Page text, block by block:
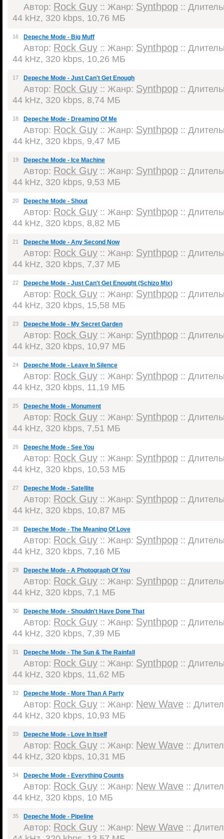
Автор: Rock Guy :: Жанр: Synthpop ::
44 kHz, 320 kbps, 10,76 МБ
16 Depeche Mode - Big Muff
Автор: Rock Guy :: Жанр: Synthpop ::
44 kHz, 320 kbps, 10,26 МБ
17 Depeche Mode - Just Can't Get Enough
Автор: Rock Guy :: Жанр: Synthpop ::
44 kHz, 320 kbps, 8,74 МБ
18 Depeche Mode - Dreaming Of Me
Автор: Rock Guy :: Жанр: Synthpop ::
44 kHz, 320 kbps, 9,47 МБ
19 Depeche Mode - Ice Machine
Автор: Rock Guy :: Жанр: Synthpop ::
44 kHz, 320 kbps, 9,53 МБ
20 Depeche Mode - Shout
Автор: Rock Guy :: Жанр: Synthpop ::
44 kHz, 320 kbps, 8,82 МБ
21 Depeche Mode - Any Second Now
Автор: Rock Guy :: Жанр: Synthpop ::
44 kHz, 320 kbps, 7,37 МБ
22 Depeche Mode - Just Can't Get Enought (Schizo Mix)
Автор: Rock Guy :: Жанр: Synthpop ::
44 kHz, 320 kbps, 15,58 МБ
23 Depeche Mode - My Secret Garden
Автор: Rock Guy :: Жанр: Synthpop ::
44 kHz, 320 kbps, 10,97 МБ
24 Depeche Mode - Leave In Silence
Автор: Rock Guy :: Жанр: Synthpop ::
44 kHz, 320 kbps, 11,19 МБ
25 Depeche Mode - Monument
Автор: Rock Guy :: Жанр: Synthpop ::
44 kHz, 320 kbps, 7,51 МБ
26 Depeche Mode - See You
Автор: Rock Guy :: Жанр: Synthpop ::
44 kHz, 320 kbps, 10,53 МБ
27 Depeche Mode - Satellite
Автор: Rock Guy :: Жанр: Synthpop ::
44 kHz, 320 kbps, 10,87 МБ
28 Depeche Mode - The Meaning Of Love
Автор: Rock Guy :: Жанр: Synthpop ::
44 kHz, 320 kbps, 7,16 МБ
29 Depeche Mode - A Photograph Of You
Автор: Rock Guy :: Жанр: Synthpop ::
44 kHz, 320 kbps, 7,1 МБ
30 Depeche Mode - Shouldn't Have Done That
Автор: Rock Guy :: Жанр: Synthpop ::
44 kHz, 320 kbps, 7,39 МБ
31 Depeche Mode - The Sun & The Rainfall
Автор: Rock Guy :: Жанр: Synthpop ::
44 kHz, 320 kbps, 11,62 МБ
32 Depeche Mode - More Than A Party
Автор: Rock Guy :: Жанр: New Wave ::
44 kHz, 320 kbps, 10,93 МБ
33 Depeche Mode - Love In Itself
Автор: Rock Guy :: Жанр: New Wave ::
44 kHz, 320 kbps, 10,31 МБ
34 Depeche Mode - Everything Counts
Автор: Rock Guy :: Жанр: New Wave ::
44 kHz, 320 kbps, 10 МБ
35 Depeche Mode - Pipeline
Автор: Rock Guy :: Жанр: New Wave ::